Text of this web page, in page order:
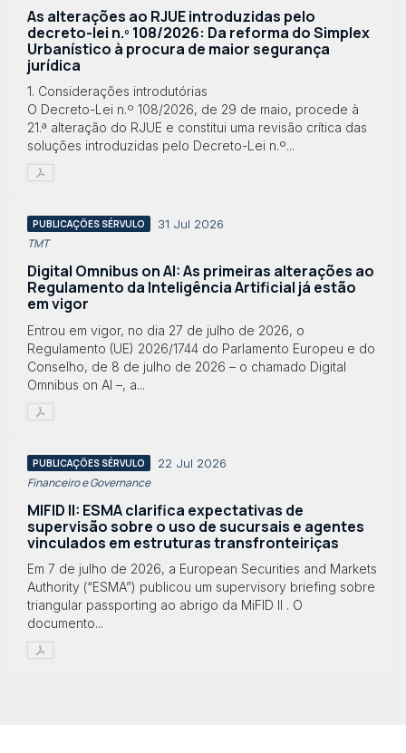
As alterações ao RJUE introduzidas pelo
decreto-lei n.º 108/2026: Da reforma do Simplex
Urbanístico à procura de maior segurança
jurídica
1. Considerações introdutórias
O Decreto-Lei n.º 108/2026, de 29 de maio, procede à
21.ª alteração do RJUE e constitui uma revisão crítica das
soluções introduzidas pelo Decreto-Lei n.º...
PUBLICAÇÕES SÉRVULO 31 Jul 2026
TMT
Digital Omnibus on AI: As primeiras alterações ao
Regulamento da Inteligência Artificial já estão
em vigor
Entrou em vigor, no dia 27 de julho de 2026, o
Regulamento (UE) 2026/1744 do Parlamento Europeu e do
Conselho, de 8 de julho de 2026 – o chamado Digital
Omnibus on AI –, a...
PUBLICAÇÕES SÉRVULO 22 Jul 2026
Financeiro e Governance
MIFID II: ESMA clarifica expectativas de
supervisão sobre o uso de sucursais e agentes
vinculados em estruturas transfronteiriças
Em 7 de julho de 2026, a European Securities and Markets
Authority (“ESMA”) publicou um supervisory briefing sobre
triangular passporting ao abrigo da MiFID II . O
documento...